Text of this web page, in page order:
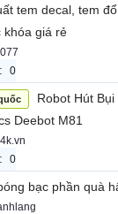
tem decal, tem
khóa giá rẻ
0
Robot Hút
Deebot M81
0
bạc phần quà